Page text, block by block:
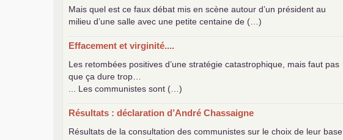
Mais quel est ce faux débat mis en scène autour d’un président au
milieu d’une salle avec une petite centaine de (…)
Effacement et virginité....
Les retombées positives d’une stratégie catastrophique, mais faut pas
que ça dure trop…
... Les communistes sont (…)
Résultats : déclaration d’André Chassaigne
Résultats de la consultation des communistes sur le choix de leur base